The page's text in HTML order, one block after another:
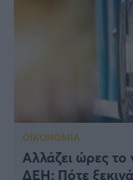
ΟΙΚΟΝΟΜΙΑ
Αλλάζει ώρες το
ΔΕΗ: Πότε